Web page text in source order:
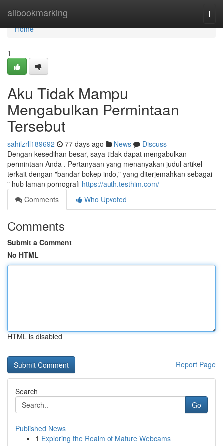
allbookmarking
Home
Home
1
Aku Tidak Mampu
Mengabulkan Permintaan
Tersebut
sahilzrll189692 77 days ago News
Discuss
Dengan kesedihan besar, saya tidak dapat mengabulkan
permintaan Anda . Pertanyaan yang menanyakan judul artikel
terkait dengan "bandar bokep indo," yang diterjemahkan sebagai
" hub laman pornografi https://auth.testhim.com/
Comments
Who Upvoted
Comments
Submit a Comment
No HTML
HTML is disabled
Report Page
Search
Go
Published News
1 Exploring the Realm of Mature Webcams